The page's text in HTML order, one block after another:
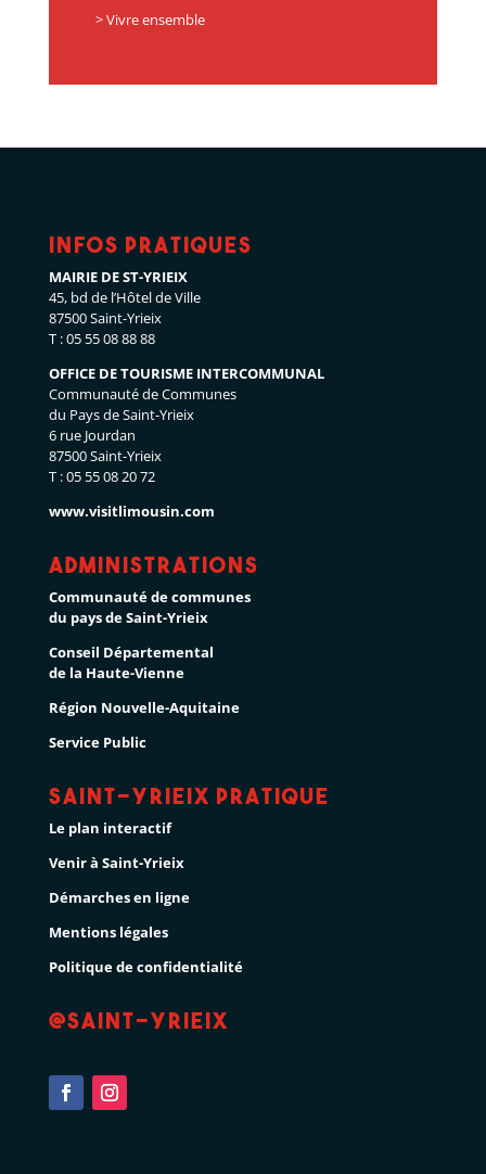
Vivre ensemble
Infos pratiques
MAIRIE DE ST-YRIEIX
45, bd de l’Hôtel de Ville
87500 Saint-Yrieix
T : 05 55 08 88 88
OFFICE DE TOURISME INTERCOMMUNAL
Communauté de Communes
du Pays de Saint-Yrieix
6 rue Jourdan
87500 Saint-Yrieix
T : 05 55 08 20 72
www.visitlimousin.com
Administrations
Communauté de communes
du pays de Saint-Yrieix
Conseil Départemental
de la Haute-Vienne
Région Nouvelle-Aquitaine
Service Public
Saint-Yrieix pratique
Le plan interactif
Venir à Saint-Yrieix
Démarches en ligne
Mentions légales
Politique de confidentialité
@Saint-Yrieix